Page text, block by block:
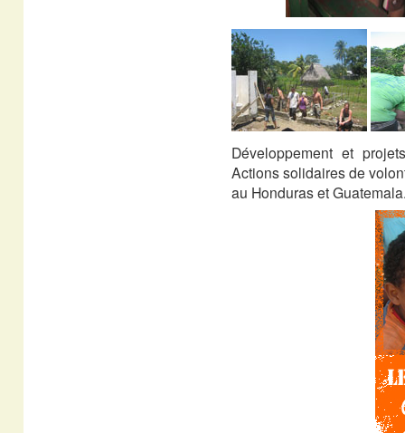
Développement et
Actions solidaires de
au Honduras et